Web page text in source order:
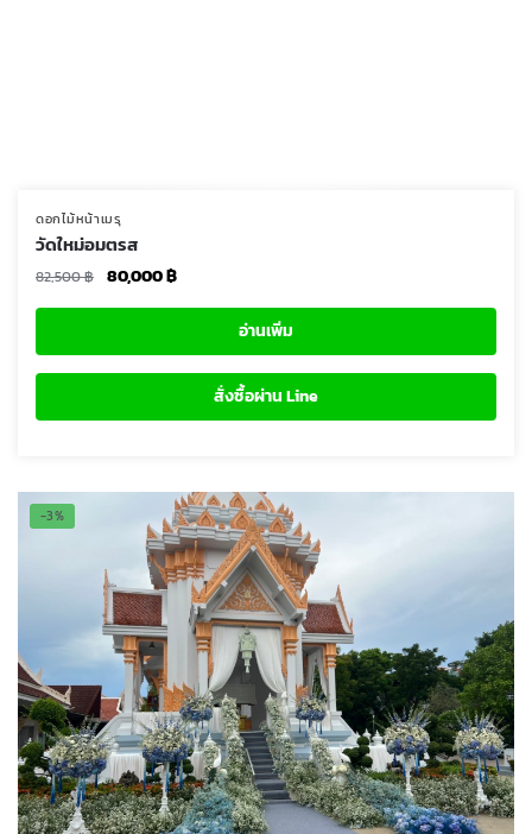
ดอกไม้หน้าเมรุ
วัดใหม่อมตรส
82,500฿
Original
82,500 ฿.
80,000฿Current
80,000 ฿.
อ่านเพิ่ม
สั่งซื้อผ่าน Line
-3%